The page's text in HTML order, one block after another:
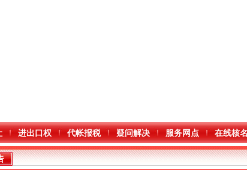
进出口权 代帐报税 疑问解决 服务网点 在线核名